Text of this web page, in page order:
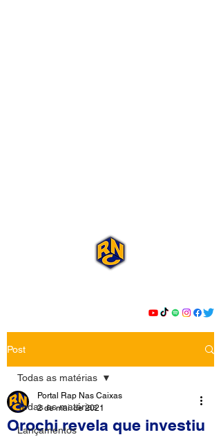
Post
Todas as matérias
Lançamentos
Todas as matérias
Orochi revela que investiu
Portal Rap Nas Caixas
2 de mai. de 2021